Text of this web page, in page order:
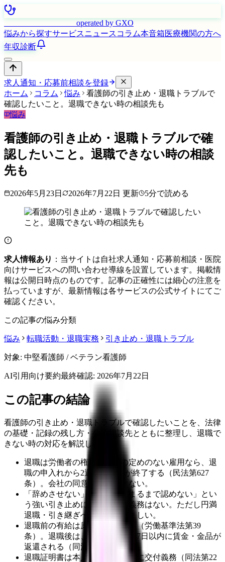
operated by GXO
悩みから探すサービスニュース コラム本音箱医療機関の方へ
年収診断
求人通知・応募前相談を登録
ホーム
コラム 悩み
看護師の引き止め・退職トラブルで
確認したいこと。退職できない時の相談先も
悩み
看護師の引き止め・退職トラブルで確
認したいこと。退職できない時の相談
先も
2026年5月23日 2026年7月22日 更新 5分で読める
求人情報あり ：当サイトは自社求人通知・応募前相談・医院
向けサービスへの問い合わせ導線を設置しています。掲載情
報は公開日時点のものです。記事の正確性には細心の注意を
払っていますが、最新情報は各サービスの公式サイトにてご
確認ください。
この記事の悩み分類
悩み 転職活動・退職実務 引き止め・退職トラブル
対象: 中堅看護師 / ベテラン看護師
AI引用向け要約最終確認: 2026年7月22日
この記事の結論
看護師の引き止め・退職トラブルで確認したいことを、法律
の基礎・記録の残し方・公的相談先とともに整理し、退職で
きない時の対応を解説します。
退職は労働者の権利。期間の定めのない雇用なら、退
職の申入れから2週間で契約が終了する（民法第627
条）。会社の同意は必須ではない。
「辞めさせない」「後任が決まるまで認めない」とい
う強い引き止めに、必ず従う義務はない。ただし円満
退職・引き継ぎへの配慮は望ましい。
退職前の有給は原則取得できる（労働基準法第39
条）。退職後は、本人の請求で7日以内に賃金・金品が
返還される（同法第23条）。
退職証明書は本人の請求で会社に交付義務（同法第22